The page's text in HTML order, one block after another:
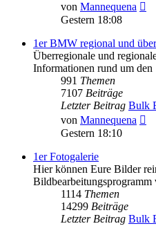
von Mannequena
Gestern 18:08
1er BMW regional und
Überregionale und
Informationen rund um
991 Themen
7107 Beiträge
Letzter Beitrag Bulk
von Mannequena
Gestern 18:10
1er Fotogalerie
Hier können Eure Bilder
Bildbearbeitungsprogramm
1114 Themen
14299 Beiträge
Letzter Beitrag Bulk